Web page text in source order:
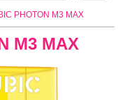
PHOTON M3 MAX
M3 MAX